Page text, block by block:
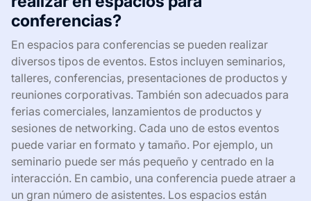
conferencias?
En espacios para conferencias se pueden realizar
diversos tipos de eventos. Estos incluyen seminarios,
talleres, conferencias, presentaciones de productos y
reuniones corporativas. También son adecuados para
ferias comerciales, lanzamientos de productos y
sesiones de networking. Cada uno de estos eventos
puede variar en formato y tamaño. Por ejemplo, un
seminario puede ser más pequeño y centrado en la
interacción. En cambio, una conferencia puede atraer a
un gran número de asistentes. Los espacios están